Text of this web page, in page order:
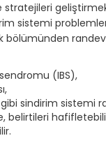
stratejileri
sistemi
(IBS),
sindirim sistemi
belirtileri